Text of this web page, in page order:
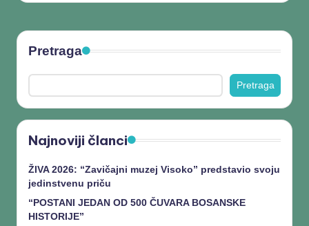
Pretraga
Pretraga
Najnoviji članci
ŽIVA 2026: “Zavičajni muzej Visoko” predstavio svoju
jedinstvenu priču
“POSTANI JEDAN OD 500 ČUVARA BOSANSKE
HISTORIJE”